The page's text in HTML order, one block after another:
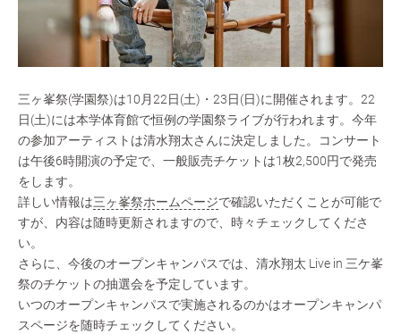
三ヶ峯祭(学園祭)は10月22日(土)・23日(日)に開催されます。22
日(土)には本学体育館で恒例の学園祭ライブが行われます。今年
の参加アーティストは清水翔太さんに決定しました。コンサート
は午後6時開演の予定で、一般販売チケットは1枚2,500円で発売
をします。
詳しい情報は三ヶ峯祭ホームページで確認いただくことが可能で
すが、内容は随時更新されますので、時々チェックしてくださ
い。
さらに、今後のオープンキャンパスでは、清水翔太 Live in 三ケ峯
祭のチケットの抽選会を予定しています。
いつのオープンキャンパスで実施されるのかはオープンキャンパ
スページを随時チェックしてください。